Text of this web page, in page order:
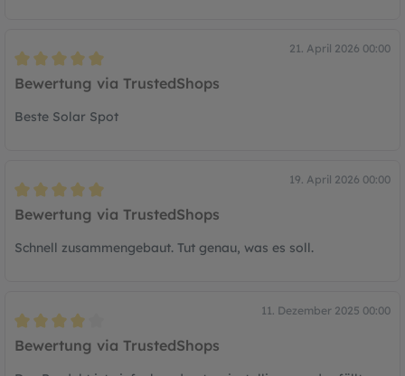
21. April 2026 00:00
Bewertung mit 5 von 5 Sternen
Bewertung via TrustedShops
Beste Solar Spot
19. April 2026 00:00
Bewertung mit 5 von 5 Sternen
Bewertung via TrustedShops
Schnell zusammengebaut. Tut genau, was es soll.
11. Dezember 2025 00:00
Bewertung mit 4 von 5 Sternen
Bewertung via TrustedShops